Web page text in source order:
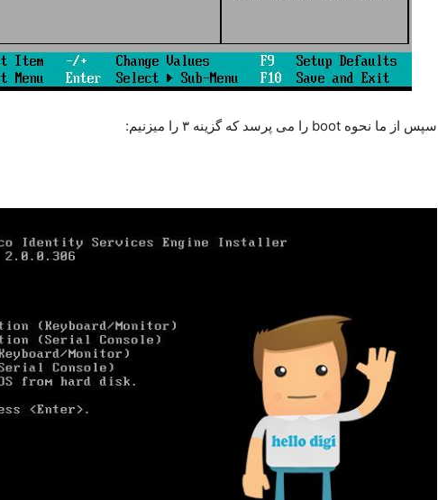
سپس از ما نحوه boot را می پرسد که گزینه ۳ را میزنیم: